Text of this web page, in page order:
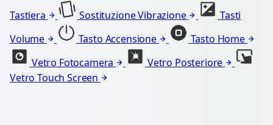
Tastiera
Sostituzione Vibrazione
Tasti
Volume
Tasto Accensione
Tasto Home
Vetro Fotocamera
Vetro Posteriore
Vetro Touch Screen